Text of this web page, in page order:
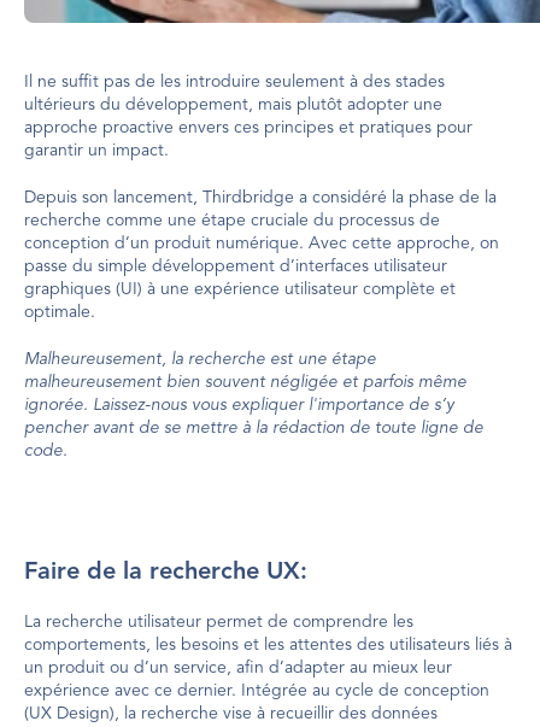
Il ne suffit pas de les introduire seulement à des stades
ultérieurs du développement, mais plutôt adopter une
approche proactive envers ces principes et pratiques pour
garantir un impact.
Depuis son lancement, Thirdbridge a considéré la phase de la
recherche comme une étape cruciale du processus de
conception d’un produit numérique. Avec cette approche, on
passe du simple développement d’interfaces utilisateur
graphiques (UI) à une expérience utilisateur complète et
optimale.
Malheureusement, la recherche est une étape
malheureusement bien souvent négligée et parfois même
ignorée. Laissez-nous vous expliquer l'importance de s’y
pencher avant de se mettre à la rédaction de toute ligne de
code.
Faire de la recherche UX:
La recherche utilisateur permet de comprendre les
comportements, les besoins et les attentes des utilisateurs liés à
un produit ou d’un service, afin d’adapter au mieux leur
expérience avec ce dernier. Intégrée au cycle de conception
(UX Design), la recherche vise à recueillir des données